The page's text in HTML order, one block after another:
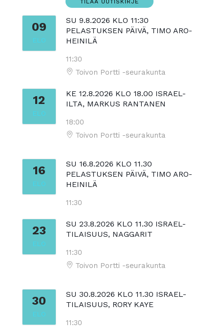
09
ELO
SU 9.8.2026 KLO 11:30
PELASTUKSEN PÄIVÄ, TIMO ARO-
HEINILÄ
11:30
Toivon Portti -seurakunta
12
ELO
KE 12.8.2026 KLO 18.00 ISRAEL-
ILTA, MARKUS RANTANEN
18:00
Toivon Portti -seurakunta
16
ELO
SU 16.8.2026 KLO 11.30
PELASTUKSEN PÄIVÄ, TIMO ARO-
HEINILÄ
11:30
23
ELO
SU 23.8.2026 KLO 11.30 ISRAEL-
TILAISUUS, NAGGARIT
11:30
Toivon Portti -seurakunta
30
ELO
SU 30.8.2026 KLO 11.30 ISRAEL-
TILAISUUS, RORY KAYE
11:30